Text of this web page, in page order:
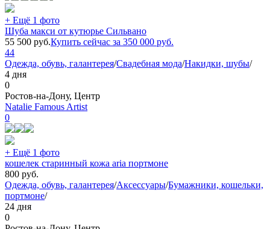
+ Ещё 1 фото
Шуба макси от кутюрье Сильвано
55 500 руб.Купить сейчас за 350 000 руб.
44
Одежда, обувь, галантерея/Свадебная мода/Накидки, шубы/
4 дня
0
Ростов-на-Дону, Центр
Natalie Famous Artist
0
+ Ещё 1 фото
кошелек старинный кожа aria портмоне
800 руб.
Одежда, обувь, галантерея/Аксессуары/Бумажники, кошельки,
портмоне/
24 дня
0